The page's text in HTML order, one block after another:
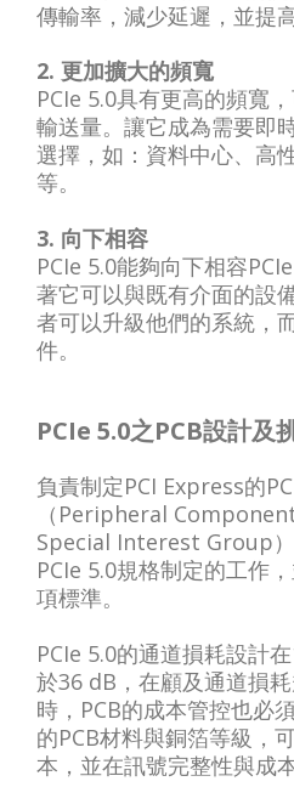
傳輸率，減少延遲，並提
2. 更加擴大的頻寬
PCIe 5.0具有更高的頻寬
輸送量。讓它成為需要即
選擇，如：資料中心、高
等。
3. 向下相容
PCIe 5.0能夠向下相容
著它可以與既有介面的設
者可以升級他們的系統，
件。
PCIe 5.0之PCB設計及
負責制定PCI Express的
（Peripheral
Special Interest Group
PCIe 5.0規格制定的工作
項標準。
PCIe 5.0的通道損耗設計
於36 dB，在顧及通道損
時，PCB的成本管控也必
的PCB材料與銅箔等級，
本，並在訊號完整性與成